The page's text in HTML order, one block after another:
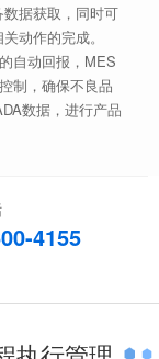
据获取，同时可
动作的完成。
自动回报，MES
制，确保不良品
数据，进行产品
4155